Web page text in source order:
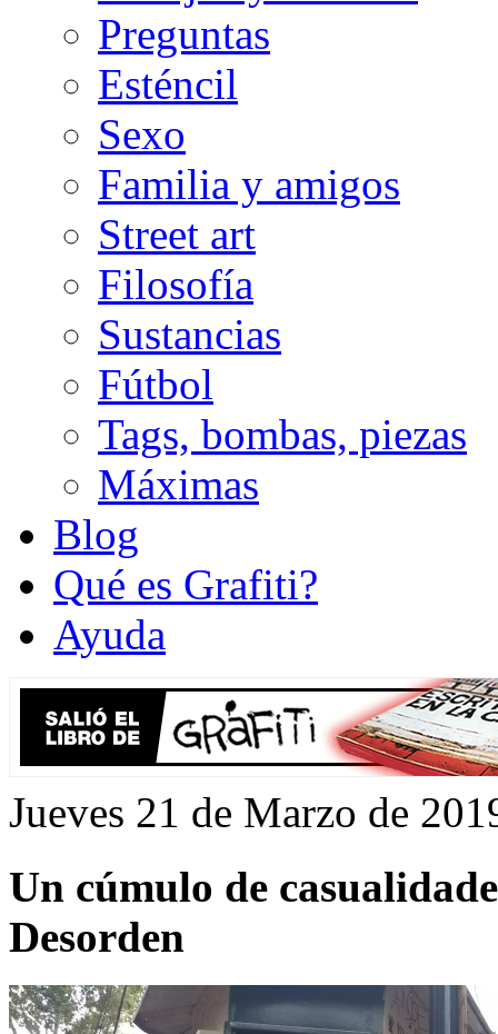
Preguntas
Esténcil
Sexo
Familia y amigos
Street art
Filosofía
Sustancias
Fútbol
Tags, bombas, piezas
Máximas
Blog
Qué es Grafiti?
Ayuda
Jueves 21 de Marzo de
Un cúmulo de
Desorden